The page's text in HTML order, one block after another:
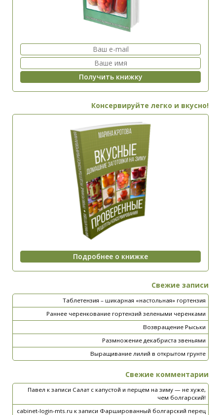
Консервируйте легко и вкусно!
Свежие записи
Таблетензия – шикарная «настольная» гортензия
Раннее черенкование гортензий зелеными черенками
Возвращение Рыськи
Размножение декабриста звеньями
Выращивание лилий в открытом грунте
Свежие комментарии
Павел к записи Салат с капустой и перцем на зиму — не хуже,
чем болгарский!
cabinet-login-mts.ru к записи Фаршированный болгарский перец